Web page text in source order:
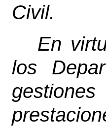
Civil.
En
los